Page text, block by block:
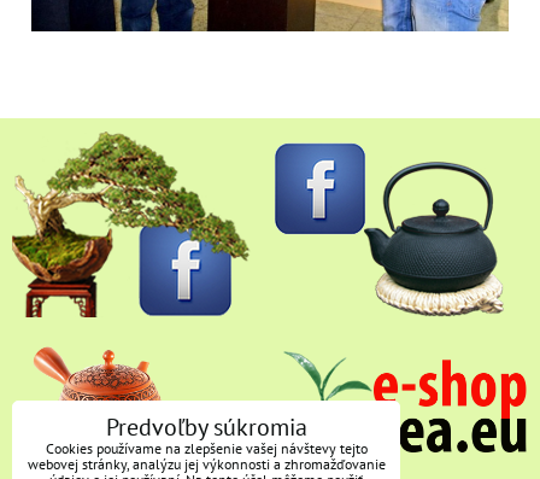
Predvoľby súkromia
Cookies používame na zlepšenie vašej návštevy tejto
webovej stránky, analýzu jej výkonnosti a zhromažďovanie